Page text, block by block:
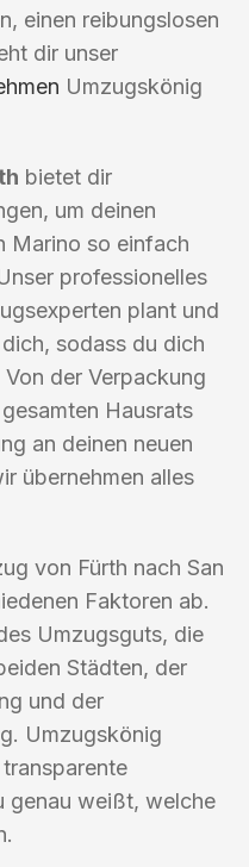
einen reibungslosen
dir unser
Umzugskönig
bietet dir
um deinen
Marino so einfach
professionelles
plant und
sodass du dich
der Verpackung
Hausrats
an deinen neuen
übernehmen alles
von Fürth nach San
Faktoren ab.
Umzugsguts, die
Städten, der
und der
Umzugskönig
genau weißt, welche